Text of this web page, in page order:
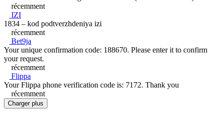
récemment
IZI
1834 – kod podtverzhdeniya izi
récemment
Bet9ja
Your unique confirmation code: 188670. Please enter it to confirm
your request.
récemment
Flippa
Your Flippa phone verification code is: 7172. Thank you
récemment
Charger plus